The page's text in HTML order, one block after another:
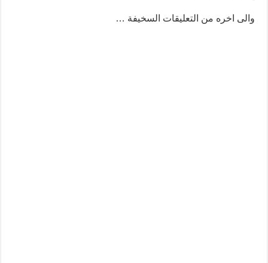
والى اخره من التعليقات السخيفة …